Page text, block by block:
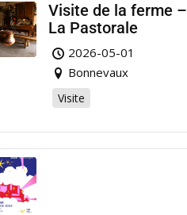
Visite de la ferme –
La Pastorale
2026-05-01
Bonnevaux
Visite